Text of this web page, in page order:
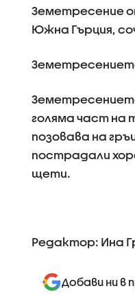
Земетресение
Южна Гърция,
голяма част на
позовава на
пострадали
щети.
Редактор: Ина
Добави ни в